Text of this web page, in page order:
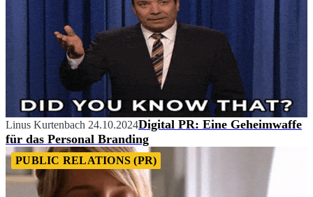
Linus Kurtenbach 24.10.2024Digital PR: Eine Geheimwaffe
für das Personal Branding
PUBLIC RELATIONS (PR)